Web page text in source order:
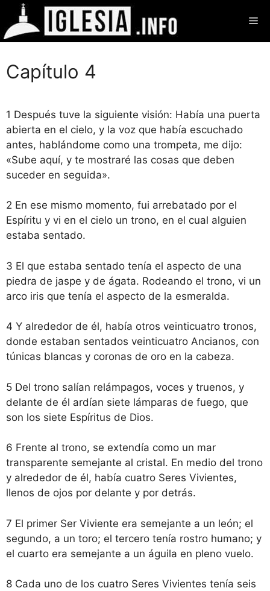
Saltar
contenido
Capítulo 4
1 Después tuve la siguiente visión: Había una puerta
abierta en el cielo, y la voz que había escuchado
antes, hablándome como una trompeta, me dijo:
«Sube aquí, y te mostraré las cosas que deben
suceder en seguida».
2 En ese mismo momento, fui arrebatado por el
Espíritu y vi en el cielo un trono, en el cual alguien
estaba sentado.
3 El que estaba sentado tenía el aspecto de una
piedra de jaspe y de ágata. Rodeando el trono, vi un
arco iris que tenía el aspecto de la esmeralda.
4 Y alrededor de él, había otros veinticuatro tronos,
donde estaban sentados veinticuatro Ancianos, con
túnicas blancas y coronas de oro en la cabeza.
5 Del trono salían relámpagos, voces y truenos, y
delante de él ardían siete lámparas de fuego, que
son los siete Espíritus de Dios.
6 Frente al trono, se extendía como un mar
transparente semejante al cristal. En medio del trono
y alrededor de él, había cuatro Seres Vivientes,
llenos de ojos por delante y por detrás.
7 El primer Ser Viviente era semejante a un león; el
segundo, a un toro; el tercero tenía rostro humano; y
el cuarto era semejante a un águila en pleno vuelo.
8 Cada uno de los cuatro Seres Vivientes tenía seis